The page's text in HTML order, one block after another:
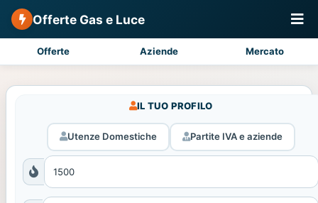
Offerte Gas e Luce
Offerte Aziende Mercato
IL TUO PROFILO
Utenze Domestiche Partite IVA e aziende